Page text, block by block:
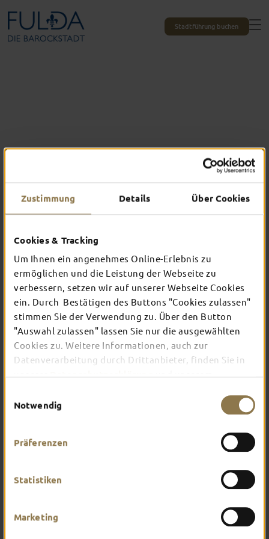
Zustimmung Details Über Cookies
Cookies & Tracking
Um Ihnen ein angenehmes Online-Erlebnis zu
ermöglichen und die Leistung der Webseite zu
verbessern, setzen wir auf unserer Webseite Cookies
ein. Durch Bestätigen des Buttons "Cookies zulassen"
stimmen Sie der Verwendung zu. Über den Button
"Auswahl zulassen" lassen Sie nur die ausgewählten
Cookies zu. Weitere Informationen, auch zur
Datenverarbeitung durch Drittanbieter, finden Sie in
Notwendig
Präferenzen
Statistiken
Marketing
Stadtführung buchen
TOP-EVENTS
In Fulda ist irgendwo immer etwas los: Ob
Konzert, Musical, Erlebnis-Stadtführung oder
Theater – entdecke hier aktuelle Veranstaltungen
und Highlights in und um Fulda.